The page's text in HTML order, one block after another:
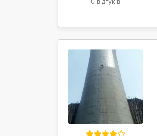
0 відгуків